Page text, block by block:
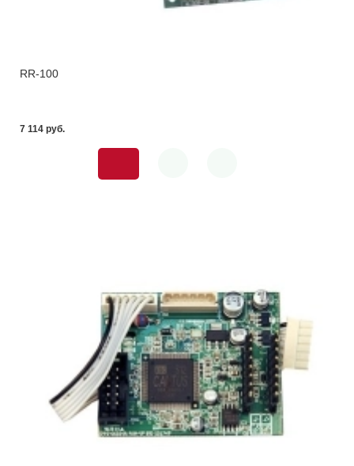
RR-100
7 114 pуб.